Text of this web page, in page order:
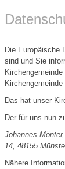
Die Europäische
sind und Sie
Das hat unser
Der für uns nun
Johannes
14, 48155
Nähere